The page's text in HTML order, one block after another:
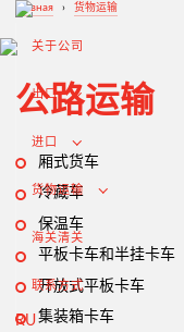
关于公司
出口
进口
货物运输
海关清关
联系方式
RU
Главная › 货物运输
公路运输
厢式货车
冷藏车
保温车
平板卡车和半挂卡车
开放式平板卡车
集装箱卡车